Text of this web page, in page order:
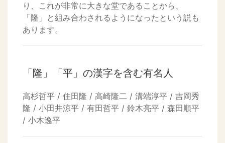
り、これが非常に大きな堂であることから、
「隆」と組み合わされるようになったという説も
あります。
「隆」「平」の漢字を含む有名人
高杉哲平 / 住田隆 / 高崎隆二 / 溝端淳平 / 吉岡秀
隆 / 小田井涼平 / 有田哲平 / 鈴木亮平 / 森田順平
/ 小木逸平